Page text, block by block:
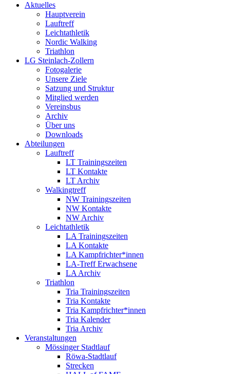
Aktuelles
Hauptverein
Lauftreff
Leichtathletik
Nordic Walking
Triathlon
LG Steinlach-Zollern
Fotogalerie
Unsere Ziele
Satzung und Struktur
Mitglied werden
Vereinsbus
Archiv
Über uns
Downloads
Abteilungen
Lauftreff
LT Trainingszeiten
LT Kontakte
LT Archiv
Walkingtreff
NW Trainingszeiten
NW Kontakte
NW Archiv
Leichtathletik
LA Trainingszeiten
LA Kontakte
LA Kampfrichter*innen
LA-Treff Erwachsene
LA Archiv
Triathlon
Tria Trainingszeiten
Tria Kontakte
Tria Kampfrichter*innen
Tria Kalender
Tria Archiv
Veranstaltungen
Mössinger Stadtlauf
Röwa-Stadtlauf
Strecken